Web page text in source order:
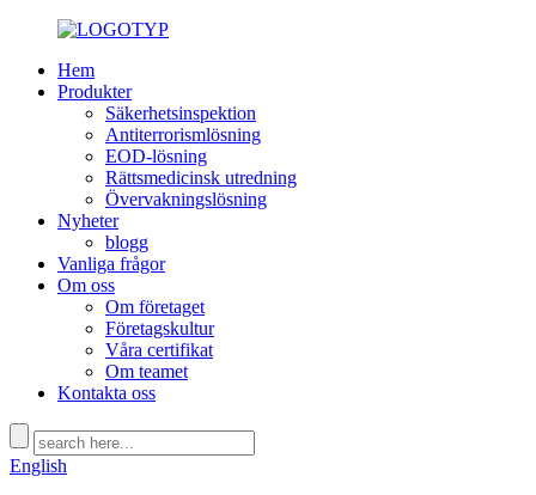
Hem
Produkter
Säkerhetsinspektion
Antiterrorismlösning
EOD-lösning
Rättsmedicinsk utredning
Övervakningslösning
Nyheter
blogg
Vanliga frågor
Om oss
Om företaget
Företagskultur
Våra certifikat
Om teamet
Kontakta oss
English